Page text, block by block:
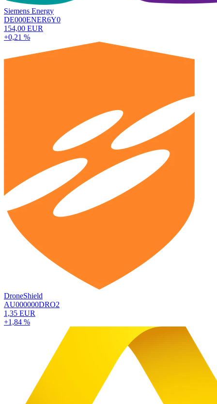
Siemens Energy
DE000ENER6Y0
154,00 EUR
+0,21 %
DroneShield
AU000000DRO2
1,35 EUR
+1,84 %